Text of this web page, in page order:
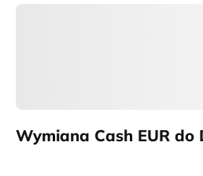
Wymiana Cash EUR do